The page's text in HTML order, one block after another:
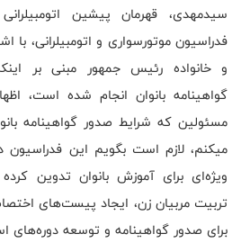
سیدمهدی، قهرمان پیشین
فدراسیون موتورسواری و اتومبیلرانی، با
و خانواده رئیس جمهور مبنی بر
گواهینامه بانوان انجام شده است،
مسئولین که شرایط صدور گواهینامه
میکنم، لازم است بگویم این فدراسیون
ویژه‌ای برای آموزش بانوان تدوین
تربیت مربیان زن، ایجاد پیست‌های
برای صدور گواهینامه و توسعه دوره‌های